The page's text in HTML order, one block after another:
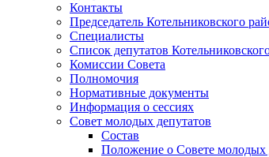
Контакты
Председатель Котельниковского
Специалисты
Список депутатов
Комиссии Совета
Полномочия
Нормативные документы
Информация о сессиях
Совет молодых депутатов
Состав
Положение о Совете молодых